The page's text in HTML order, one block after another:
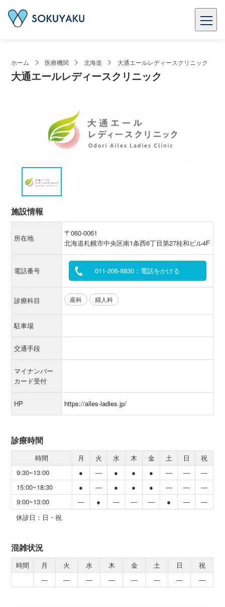
ホーム 医療機関 北海道 大通エールレディースクリニック
大通エールレディースクリニック
施設情報
所在地
〒060-0061
北海道札幌市中央区南1条西6丁目第27桂和ビル4F
電話番号 011-206-8830：電話をかける
診療科目 産科 婦人科
駐車場
交通手段
マイナンバー
カード受付
HP https://ailes-ladies.jp/
診療時間
時間 月 火 水 木 金 土 日
祝
9:30~13:00
● ― ● ● ● ― ―
―
15:00~18:30
● ― ● ● ● ― ―
―
9:00~13:00
― ● ― ― ― ● ―
―
休診日：日・祝
混雑状況
時間 月 火 水 木 金 土 日
祝
―
― ― ― ― ― ― ―